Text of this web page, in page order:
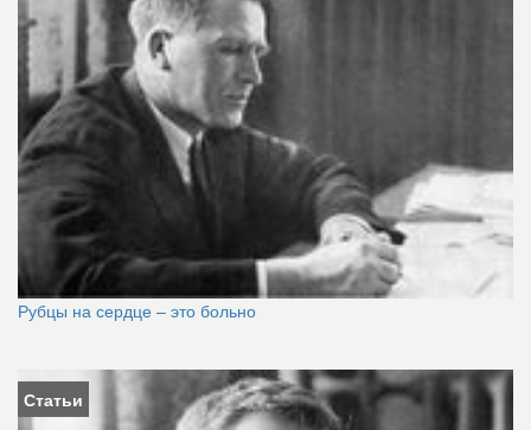
Рубцы на сердце – это больно
Статьи